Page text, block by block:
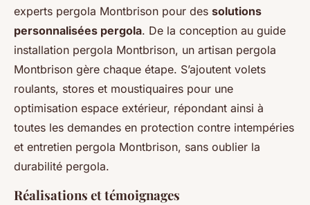
experts pergola Montbrison pour des solutions
personnalisées pergola. De la conception au guide
installation pergola Montbrison, un artisan pergola
Montbrison gère chaque étape. S’ajoutent volets
roulants, stores et moustiquaires pour une
optimisation espace extérieur, répondant ainsi à
toutes les demandes en protection contre intempéries
et entretien pergola Montbrison, sans oublier la
durabilité pergola.
Réalisations et témoignages